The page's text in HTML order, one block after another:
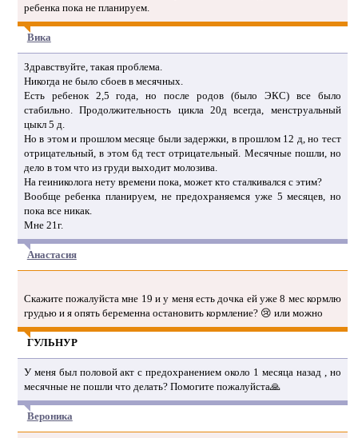
ребенка пока не планируем.
Вика
Здравствуйте, такая проблема.
Никогда не было сбоев в месячных.
Есть ребенок 2,5 года, но после родов (было ЭКС) все было
стабильно. Продолжительность цикла 20д всегда, менструальный
цыкл 5 д.
Но в этом и прошлом месяце были задержки, в прошлом 12 д, но тест
отрицательный, в этом 6д тест отрицательный. Месячные пошли, но
дело в том что из груди выходит молозива.
На геиниколога нету времени пока, может кто сталкивался с этим?
Вообще ребенка планируем, не предохраняемся уже 5 месяцев, но
пока все никак.
Мне 21г.
Анастасия
Скажите пожалуйста мне 19 и у меня есть дочка ей уже 8 мес кормлю
грудью и я опять беременна остановить кормление? 😢 или можно
ГУЛЬНУР
У меня был половой акт с предохранением около 1 месяца назад , но
месячные не пошли что делать? Помогите пожалуйста🙏
Вероника